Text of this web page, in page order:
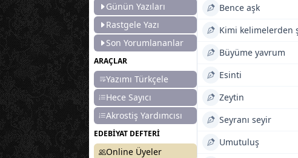
Günün Yazıları
Rastgele Yazı
Son Yorumlananlar
ARAÇLAR
Yazımı Türkçele
Hece Sayıcı
Akrostiş Yardımcısı
EDEBİYAT DEFTERİ
Online Üyeler
Bence aşk
Büyüme yavrum
Esinti
Zeytin
Seyranı seyir
Umutuluş